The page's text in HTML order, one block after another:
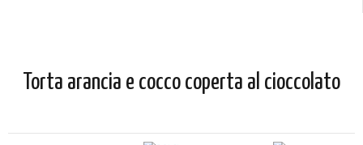
Torta arancia e cocco coperta al cioccolato